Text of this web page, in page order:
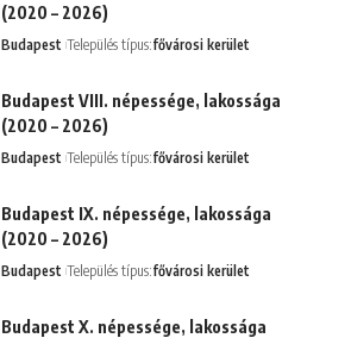
(2020 – 2026)
Budapest Település típus:fővárosi kerület
Budapest VIII. népessége, lakossága
(2020 – 2026)
Budapest Település típus:fővárosi kerület
Budapest IX. népessége, lakossága
(2020 – 2026)
Budapest Település típus:fővárosi kerület
Budapest X. népessége, lakossága